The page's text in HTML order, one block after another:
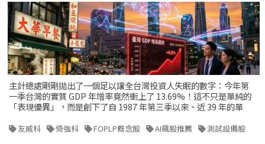
主計總處剛剛拋出了一個足以讓全台灣投資人失眠的數字：今年第
一季台灣的實質 GDP 年增率竟然衝上了 13.69%！這不只是單純的
「表現優異」，而是創下了自 1987 年第三季以來、近 39 年的單
友威科 倚強科 FOPLP概念股 AI飆股推薦 測試設備股